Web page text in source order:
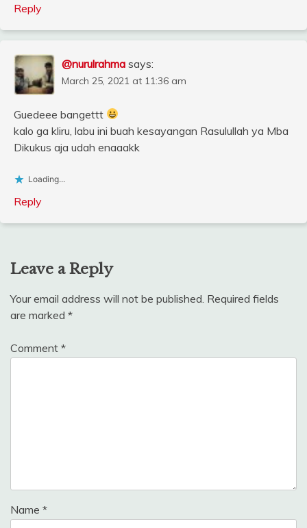
Reply
@nurulrahma says:
March 25, 2021 at 11:36 am
Guedeee bangettt
kalo ga kliru, labu ini buah kesayangan Rasulullah ya Mba
Dikukus aja udah enaaakk
Loading...
Reply
Leave a Reply
Your email address will not be published. Required fields
are marked *
Comment *
Name *